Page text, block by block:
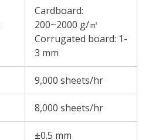
Cardboard:
200~2000 g/㎡
Corrugated board: 1-
3 mm
9,000 sheets/hr
8,000 sheets/hr
±0.5 mm